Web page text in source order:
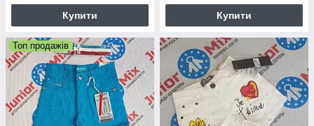
Купити Купити
Топ продажів